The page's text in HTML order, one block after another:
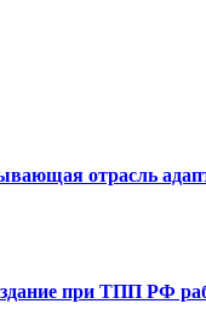
отрасль
при ТПП РФ